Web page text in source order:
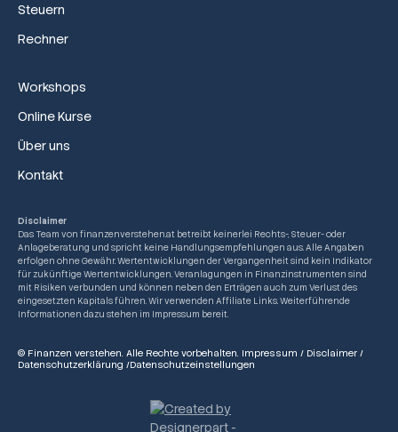
Steuern
Rechner
Workshops
Online Kurse
Über uns
Kontakt
Disclaimer
Das Team von finanzenverstehen.at betreibt keinerlei Rechts-, Steuer- oder
Anlageberatung und spricht keine Handlungsempfehlungen aus. Alle Angaben
erfolgen ohne Gewähr. Wertentwicklungen der Vergangenheit sind kein Indikator
für zukünftige Wertentwicklungen. Veranlagungen in Finanzinstrumenten sind
mit Risiken verbunden und können neben den Erträgen auch zum Verlust des
eingesetzten Kapitals führen. Wir verwenden Affiliate Links. Weiterführende
Informationen dazu stehen im Impressum bereit.
© Finanzen verstehen. Alle Rechte vorbehalten. Impressum / Disclaimer /
Datenschutzerklärung /Datenschutzeinstellungen